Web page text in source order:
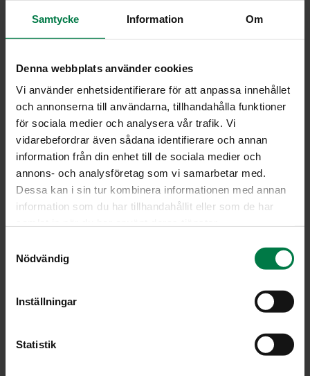
Samtycke Information Om
Denna webbplats använder cookies
Vi använder enhetsidentifierare för att anpassa innehållet
och annonserna till användarna, tillhandahålla funktioner
för sociala medier och analysera vår trafik. Vi
vidarebefordrar även sådana identifierare och annan
information från din enhet till de sociala medier och
annons- och analysföretag som vi samarbetar med.
Dessa kan i sin tur kombinera informationen med annan
information som du har tillhandahållit eller som de har
Nödvändig
Inställningar
Statistik
Kuva: Kotimaiset Kasvikset ry / Sanna Peurakoski, Piquant